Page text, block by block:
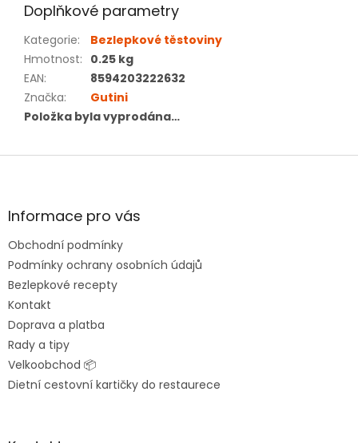
Doplňkové parametry
Kategorie:
Bezlepkové těstoviny
Hmotnost: 0.25 kg
EAN:
8594203222632
Značka:
Gutini
Položka byla vyprodána…
Z
aInformace pro vás
Obchodní podmínky
Podmínky ochrany osobních údajů
Bezlepkové recepty
Kontakt
Doprava a platba
Rady a tipy
Velkoobchod 📦
Dietní cestovní kartičky do restaurece